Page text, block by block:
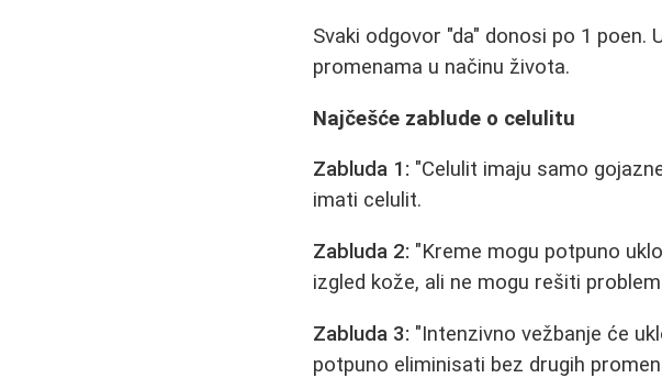
Svaki odgovor "da" donosi po 1
promenama u načinu života.
Najčešće zablude o celulitu
Zabluda 1: "Celulit imaju samo
imati celulit.
Zabluda 2: "Kreme mogu potpuno
izgled kože, ali ne mogu rešiti
Zabluda 3: "Intenzivno vežbanje će
potpuno eliminisati bez drugih